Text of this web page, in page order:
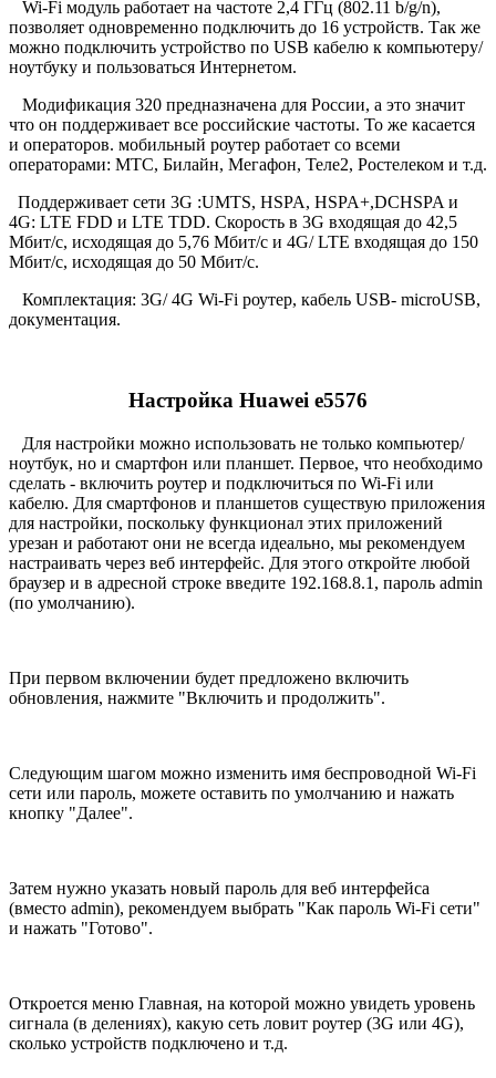
Wi-Fi модуль работает на частоте 2,4 ГГц (802.11 b/g/n),
позволяет одновременно подключить до 16 устройств. Так же
можно подключить устройство по USB кабелю к компьютеру/
ноутбуку и пользоваться Интернетом.
Модификация 320 предназначена для России, а это значит
что он поддерживает все российские частоты. То же касается
и операторов. мобильный роутер работает со всеми
операторами: МТС, Билайн, Мегафон, Теле2, Ростелеком и т.д.
Поддерживает сети 3G :UMTS, HSPA, HSPA+,DCHSPA и
4G: LTE FDD и LTE TDD. Скорость в 3G входящая до 42,5
Мбит/с, исходящая до 5,76 Мбит/с и 4G/ LTE входящая до 150
Мбит/с, исходящая до 50 Мбит/с.
Комплектация: 3G/ 4G Wi-Fi роутер, кабель USB- microUSB,
документация.
Настройка Huawei e5576
Для настройки можно использовать не только компьютер/
ноутбук, но и смартфон или планшет. Первое, что необходимо
сделать - включить роутер и подключиться по Wi-Fi или
кабелю. Для смартфонов и планшетов существую приложения
для настройки, поскольку функционал этих приложений
урезан и работают они не всегда идеально, мы рекомендуем
настраивать через веб интерфейс. Для этого откройте любой
браузер и в адресной строке введите 192.168.8.1, пароль admin
(по умолчанию).
При первом включении будет предложено включить
обновления, нажмите "Включить и продолжить".
Следующим шагом можно изменить имя беспроводной Wi-Fi
сети или пароль, можете оставить по умолчанию и нажать
кнопку "Далее".
Затем нужно указать новый пароль для веб интерфейса
(вместо admin), рекомендуем выбрать "Как пароль Wi-Fi сети"
и нажать "Готово".
Откроется меню Главная, на которой можно увидеть уровень
сигнала (в делениях), какую сеть ловит роутер (3G или 4G),
сколько устройств подключено и т.д.